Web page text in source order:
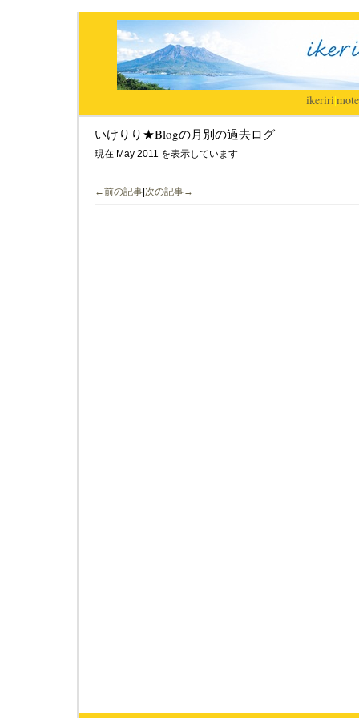
ikeriri|
いけりり★Blogの月別の過去ログ
現在 May 2011 を表示しています
←前の記事 次の記事→